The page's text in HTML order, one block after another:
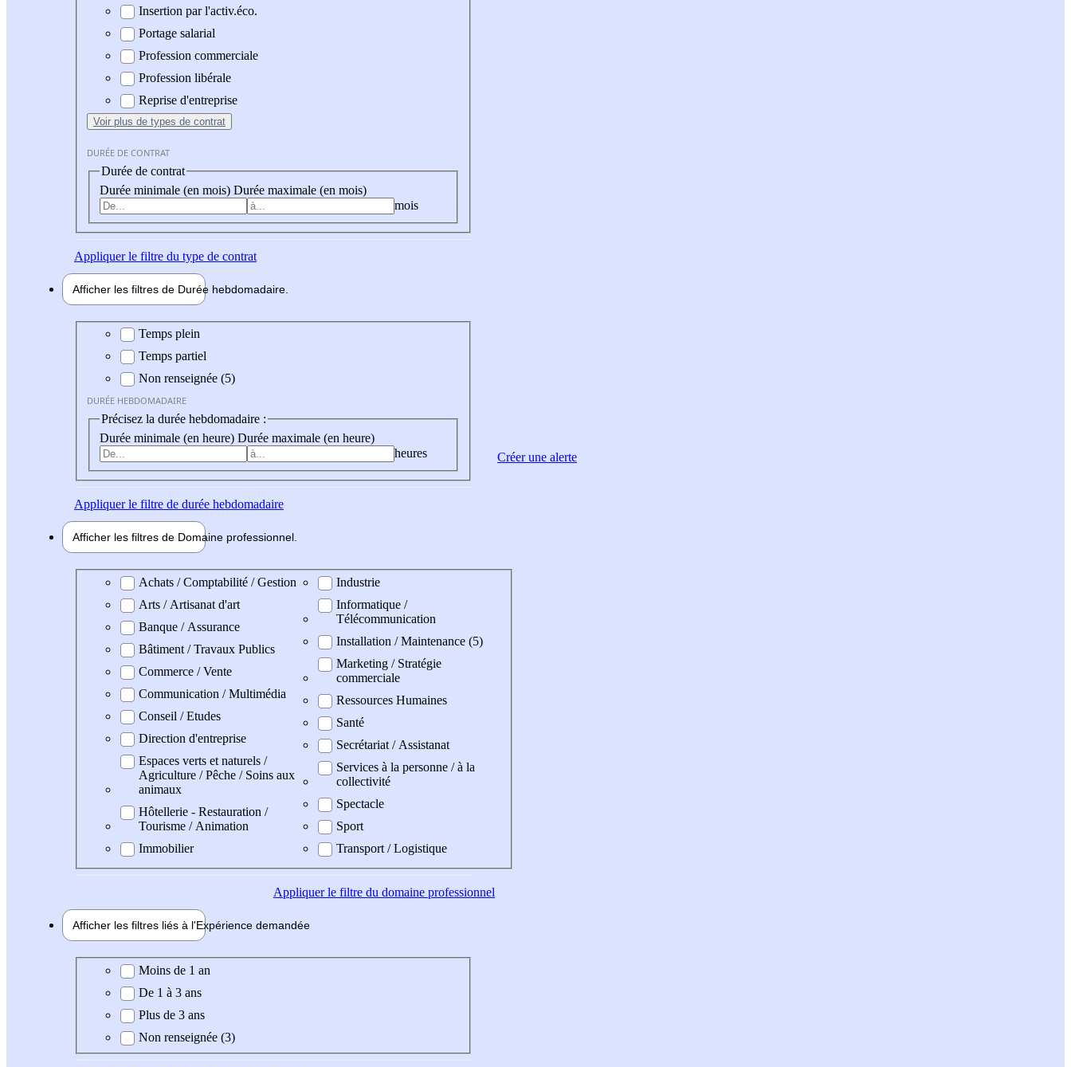
Insertion par l'activ.éco.
Portage salarial
Profession commerciale
Profession libérale
Reprise d'entreprise
Voir plus de types de contrat
DURÉE DE CONTRAT
Durée de contrat
Durée minimale (en mois) Durée maximale (en mois)
mois
Appliquerle filtre du type de contrat
Afficher les filtres de Durée hebdomadaire
Durée hebdomadaire
Temps plein
Temps partiel
Non renseignée (5)
DURÉE HEBDOMADAIRE
Précisez la durée hebdomadaire :
Durée minimale (en heure) Durée maximale (en heure)
heures
Appliquerle filtre de durée hebdomadaire
Afficher les filtres de Domaine professionnel
Domaine professionel
Achats / Comptabilité / Gestion
Arts / Artisanat d'art
Banque / Assurance
Bâtiment / Travaux Publics
Commerce / Vente
Communication / Multimédia
Conseil / Etudes
Direction d'entreprise
Espaces verts et naturels /
Agriculture / Pêche / Soins aux
animaux
Hôtellerie - Restauration /
Tourisme / Animation
Immobilier
Industrie
Informatique /
Télécommunication
Installation / Maintenance (5)
Marketing / Stratégie
commerciale
Ressources Humaines
Santé
Secrétariat / Assistanat
Services à la personne / à la
collectivité
Spectacle
Sport
Transport / Logistique
Appliquerle filtre du domaine professionnel
Afficher les filtres liés à l'Expérience demandée
Expérience demandée
Moins de 1 an
De 1 à 3 ans
Plus de 3 ans
Non renseignée (3)
Créer une alerte